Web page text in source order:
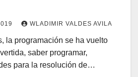
WLADIMIR VALDES AVILA
la programación se ha vuelto
saber programar,
para la resolución de…